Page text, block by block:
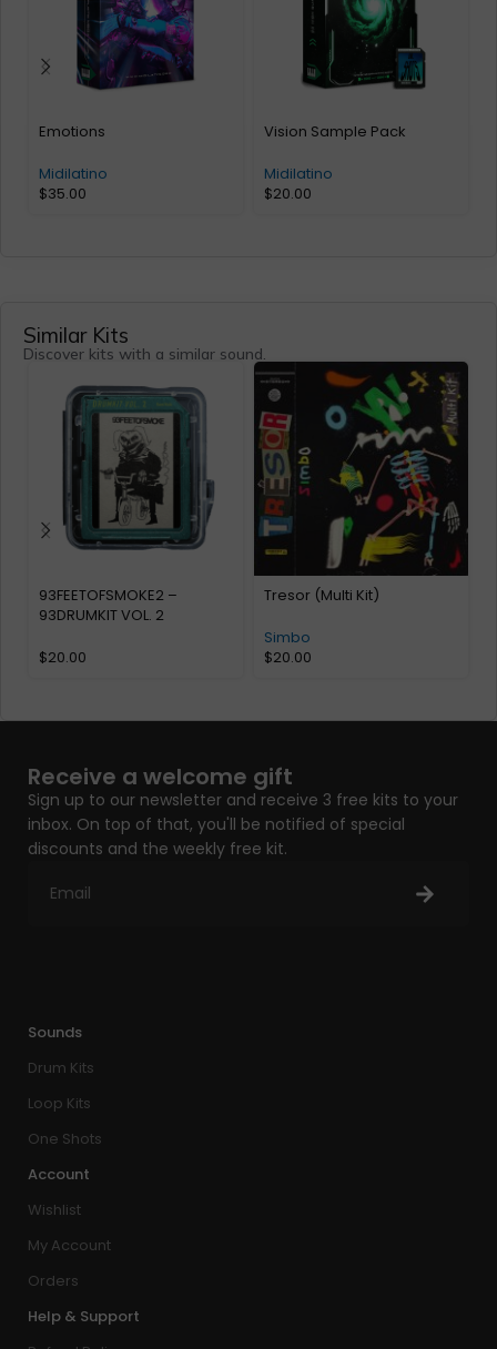
Emotions
Midilatino
$35.00
Vision Sample Pack
Midilatino
$20.00
Similar Kits
Discover kits with a similar sound.
93FEETOFSMOKE2 –
93DRUMKIT VOL. 2
$20.00
Tresor (Multi Kit)
Simbo
$20.00
Receive a welcome gift
Sign up to our newsletter and receive 3 free kits to your
inbox. On top of that, you'll be notified of special
discounts and the weekly free kit.
Sounds
Drum Kits
Loop Kits
One Shots
Account
Wishlist
My Account
Orders
Help & Support